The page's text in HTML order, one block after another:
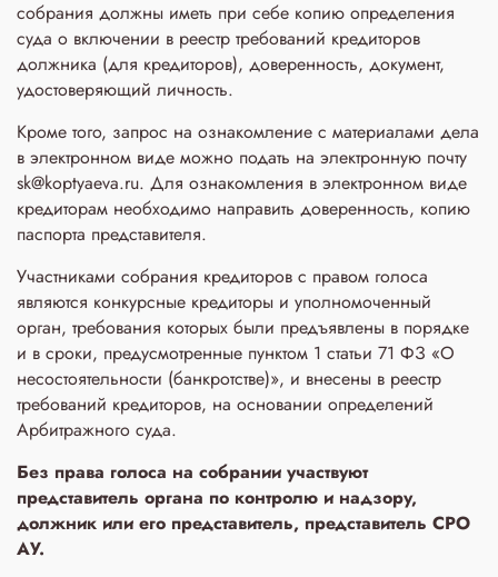
собрания должны иметь при себе копию определения
суда о включении в реестр требований кредиторов
должника (для кредиторов), доверенность, документ,
удостоверяющий личность.
Кроме того, запрос на ознакомление с материалами дела
в электронном виде можно подать на электронную почту
sk@koptyaeva.ru. Для ознакомления в электронном виде
кредиторам необходимо направить доверенность, копию
паспорта представителя.
Участниками собрания кредиторов с правом голоса
являются конкурсные кредиторы и уполномоченный
орган, требования которых были предъявлены в порядке
и в сроки, предусмотренные пунктом 1 статьи 71 ФЗ «О
несостоятельности (банкротстве)», и внесены в реестр
требований кредиторов, на основании определений
Арбитражного суда.
Без права голоса на собрании участвуют
представитель органа по контролю и надзору,
должник или его представитель, представитель СРО
АУ.